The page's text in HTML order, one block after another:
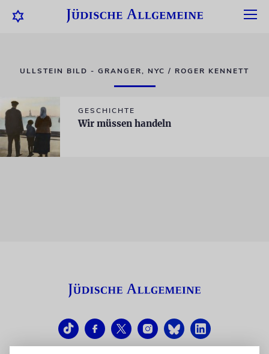
ULLSTEIN BILD - GRANGER, NYC / ROGER KENNETT
GESCHICHTE
Wir müssen handeln